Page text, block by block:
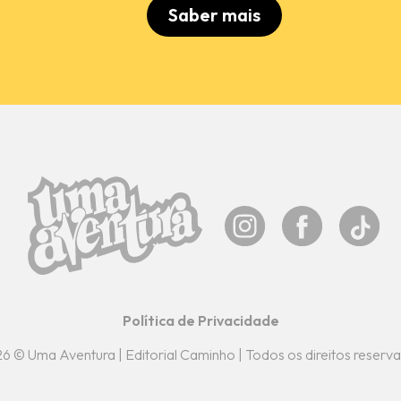
Saber mais
Política de Privacidade
© Uma Aventura | Editorial Caminho | Todos os direitos